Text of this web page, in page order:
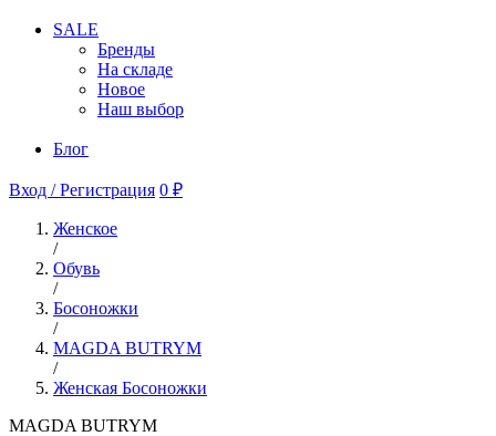
SALE
Бренды
На складе
Новое
Наш выбор
Блог
Вход / Регистрация 0 ₽
Женское
/
Обувь
/
Босоножки
/
MAGDA BUTRYM
/
Женская Босоножки
MAGDA BUTRYM